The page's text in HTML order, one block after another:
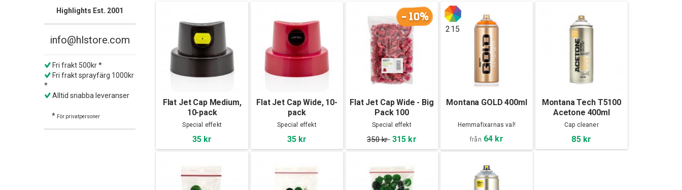
Highlights Est. 2001
info@hlstore.com
Fri frakt 500kr *
Fri frakt sprayfärg 1000kr
*
Alltid snabba leveranser
* För privatpersoner
Flat Jet Cap Medium,
10-pack
Special effekt
35 kr
Flat Jet Cap Wide, 10-
pack
Special effekt
35 kr
-10%
Flat Jet Cap Wide - Big
Pack 100
Special effekt
350 kr 315 kr
215
Montana GOLD 400ml
Hemmafixarnas val!
från 64 kr
Montana Tech T5100
Acetone 400ml
Cap cleaner
85 kr